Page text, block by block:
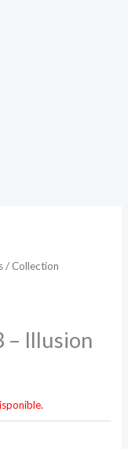
/ Collection
– Illusion